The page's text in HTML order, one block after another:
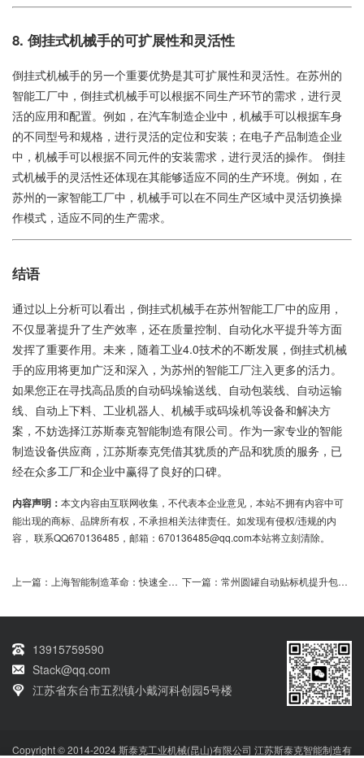
8. 倒挂式机械手的可扩展性和灵活性
倒挂式机械手的另一个重要优势是其可扩展性和灵活性。在苏州的
智能工厂中，倒挂式机械手可以根据不同生产环节的需求，进行灵
活的应用和配置。例如，在汽车制造企业中，机械手可以根据车身
的不同型号和规格，进行灵活的定位和安装；在电子产品制造企业
中，机械手可以根据不同元件的安装需求，进行灵活的操作。 倒挂
式机械手的灵活性还体现在其能够适应不同的生产环境。例如，在
苏州的一家智能工厂中，机械手可以在不同生产区域中灵活切换操
作模式，适应不同的生产需求。
结语
通过以上分析可以看出，倒挂式机械手在苏州智能工厂中的应用，
不仅显著提升了生产效率，还在质量控制、自动化水平提升等方面
发挥了重要作用。未来，随着工业4.0技术的不断发展，倒挂式机械
手的应用将更加广泛和深入，为苏州的智能工厂注入更多的活力。
如果您正在寻找高品质的自动码垛输送线、自动包装线、自动运输
线、自动上下料、工业机器人、机械手或码垛机等设备和解决方
案，不妨选择江苏斯泰克智能制造有限公司。作为一家专业的智能
制造设备供应商，江苏斯泰克凭借其犹质的产品和犹质的服务，已
经在众多工厂和企业中赢得了良好的口碑。
内容声明： 本文内容由互联网收集，不代表本企业意见，本站不拥有内容中可
能出现的商标、品牌所有权，不承担相关法律责任。如发现有侵权/违规的内
容， 联系QQ670136485，邮箱：670136485@qq.com本站将立刻清除。
上一篇： 上海智能制造革命：快速全自动贴标机引领包装效率飞跃 下一篇： 常州圆罐自动贴标机提升包装效率与质量
13915759590
Stack@qq.com
江苏省东台市五烈镇小戴河科创园5号楼
Copyright © 2014-2024 斯泰克工业机械(昆山)有限公司 江苏斯泰克智能制造有